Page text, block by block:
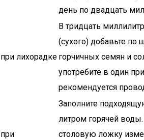
день по двадцать
при лихорадке
В тридцать
(сухого) добавьте по
горчичных семян и
употребите в один
рекомендуется
при
Заполните
литром горячей
столовую ложку